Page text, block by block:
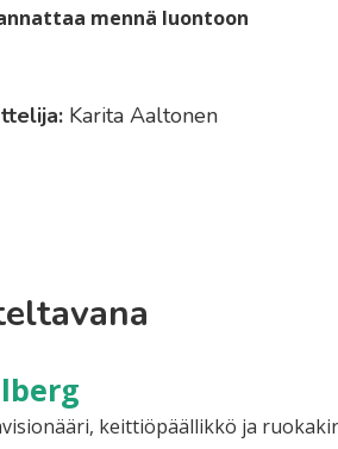
mennä luontoon
Karita Aaltonen
keittiöpäällikkö ja